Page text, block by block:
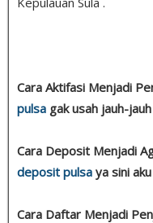
Cara Aktifasi Menjadi
pulsa gak usah jauh-
Cara Deposit Menjadi
deposit pulsa ya sini
Cara Daftar Menjadi